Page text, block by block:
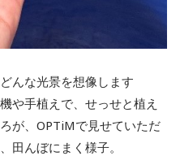
んな光景を想像します
手植えで、せっせと植え
が、OPTiMで見せていただ
田んぼにまく様子。